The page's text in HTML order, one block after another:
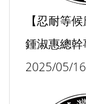
【忍耐等
鍾淑惠總幹
2025/05/16